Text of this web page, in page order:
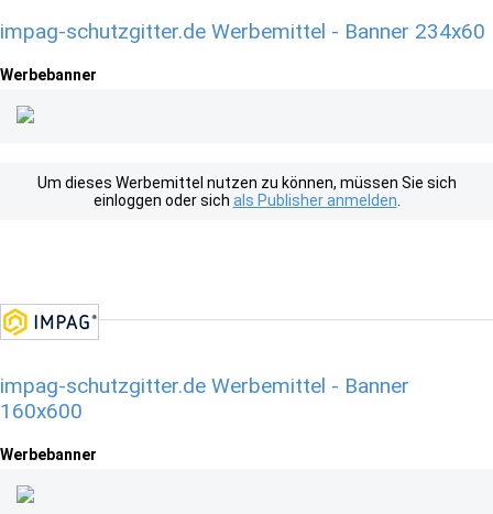
impag-schutzgitter.de Werbemittel - Banner 234x60
Werbebanner
Um dieses Werbemittel nutzen zu können, müssen Sie sich
einloggen oder sich als Publisher anmelden
impag-schutzgitter.de Werbemittel - Banner
160x600
Werbebanner